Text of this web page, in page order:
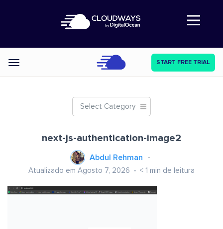
Abre a navegação
Categories START FREE TRIAL
Select Category
next-js-authentication-image2
Abdul Rehman
Atualizado em Agosto 7, 2026 < 1 min de leitura